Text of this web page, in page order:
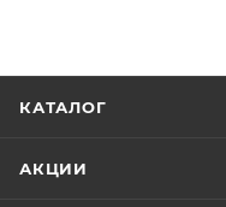
КАТАЛОГ
АКЦИИ